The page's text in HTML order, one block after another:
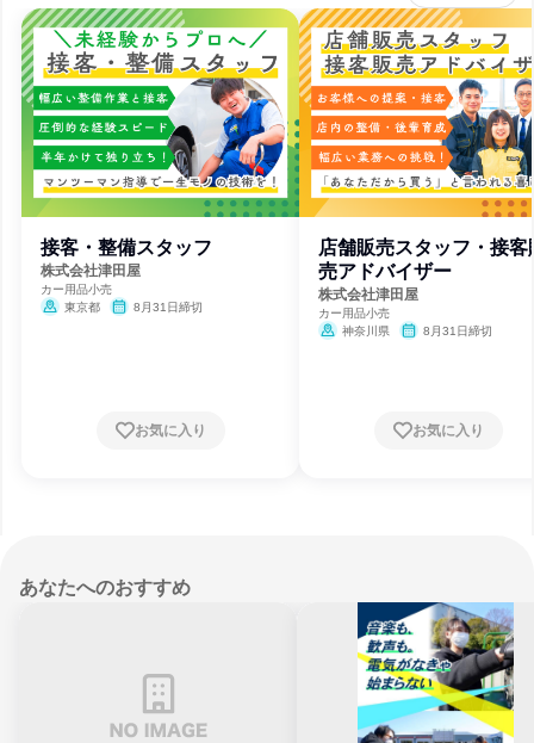
接客・整備スタッフ
株式会社津田屋
カー用品小売
東京都
8月31日締切
お気に入り
店舗販売スタッフ・接客
売アドバイザー
株式会社津田屋
カー用品小売
神奈川県
8月31日締切
お気に入り
あなたへのおすすめ